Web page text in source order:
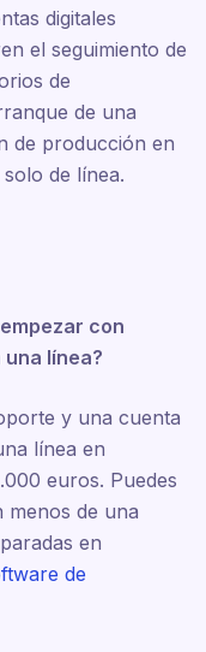
digitales
el seguimiento de
de
de una
de producción en
de línea.
con
línea?
y una cuenta
línea en
euros. Puedes
de una
en
de